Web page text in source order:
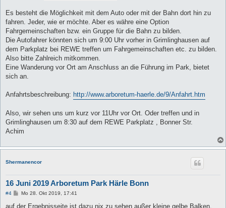
Es besteht die Möglichkeit mit dem Auto oder mit der Bahn dort hin zu
fahren. Jeder, wie er möchte. Aber es währe eine Option
Fahrgemeinschaften bzw. ein Gruppe für die Bahn zu bilden.
Die Autofahrer könnten sich um 9:00 Uhr vorher in Grimlinghausen auf
dem Parkplatz bei REWE treffen um Fahrgemeinschaften etc. zu bilden.
Also bitte Zahlreich mitkommen.
Eine Wanderung vor Ort am Anschluss an die Führung im Park, bietet
sich an.
Anfahrtsbeschreibung: http://www.arboretum-haerle.de/9/Anfahrt.htm
Also, wir sehen uns um kurz vor 11Uhr vor Ort. Oder treffen und in
Grimlinghausen um 8:30 auf dem REWE Parkplatz , Bonner Str.
Achim
Shermanencor
16 Juni 2019 Arboretum Park Härle Bonn
#4
B
i
Mo 28. Okt 2019, 17:41
auf der Ergebnisseite ist dazu nix zu sehen außer kleine gelbe Balken.